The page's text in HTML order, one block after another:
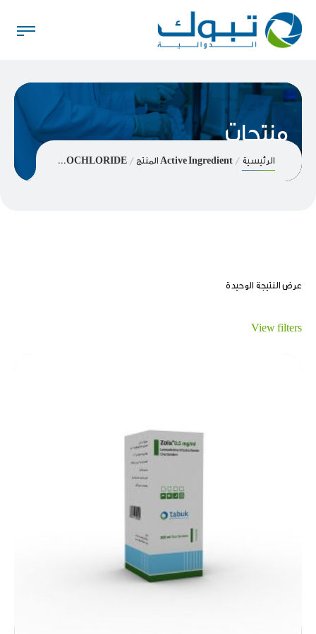
منتجات
الرئيسية Active Ingredient المنتج LEVOCETIRIZINE DIHYDROCHLORIDE
عرض النتيجة الوحيدة
View filters